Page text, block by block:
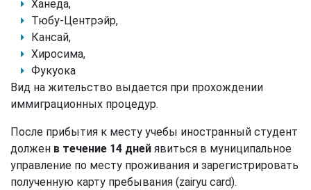
Ханеда,
Тюбу-Центрэйр,
Кансай,
Хиросима,
Фукуока
Вид на жительство выдается при прохождении
иммиграционных процедур.
После прибытия к месту учебы иностранный студент
должен в течение 14 дней явиться в муниципальное
управление по месту проживания и зарегистрировать
полученную карту пребывания (zairyu card).